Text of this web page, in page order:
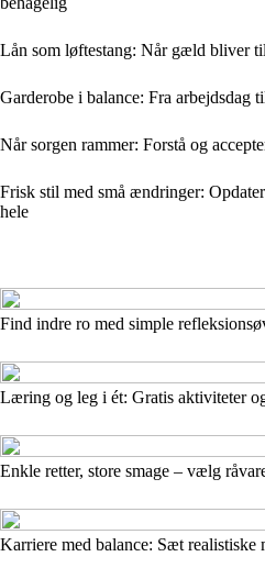
Lån som løftestang: Når gæld bliver
Garderobe i balance: Fra arbejdsdag
Når sorgen rammer: Forstå og
Frisk stil med små ændringer:
hele
Find indre ro med simple
Læring og leg i ét: Gratis aktiviteter
Enkle retter, store smage – vælg
Karriere med balance: Sæt realistiske